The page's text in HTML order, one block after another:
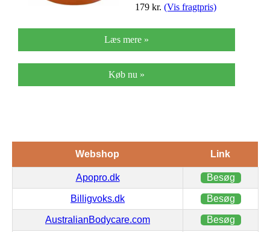
179 kr. (Vis fragtpris)
Læs mere »
Køb nu »
Webshop Link
Apopro.dk Besøg
Billigvoks.dk Besøg
AustralianBodycare.com Besøg